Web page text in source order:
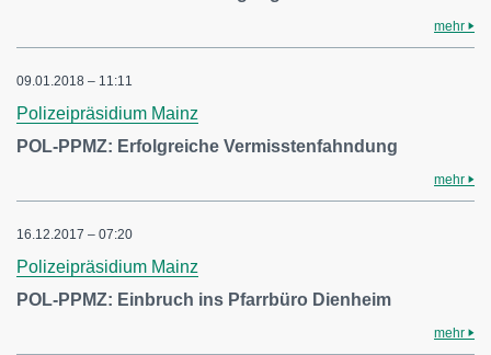
mehr
09.01.2018 – 11:11
Polizeipräsidium Mainz
POL-PPMZ: Erfolgreiche Vermisstenfahndung
mehr
16.12.2017 – 07:20
Polizeipräsidium Mainz
POL-PPMZ: Einbruch ins Pfarrbüro Dienheim
mehr